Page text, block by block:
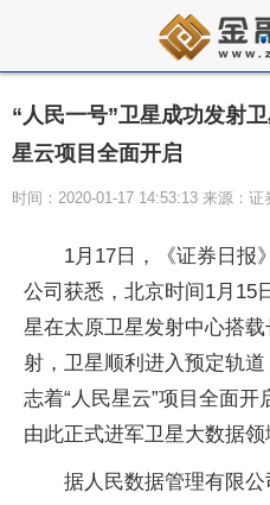
“人民一号”卫星成功发射
星云项目全面开启
时间：2020-01-17 14:53:13 来源：证
1月17日，《证券日报
公司获悉，北京时间1月15
星在太原卫星发射中心搭
射，卫星顺利进入预定轨
志着“人民星云”项目全面
由此正式进军卫星大数据领
据人民数据管理有限